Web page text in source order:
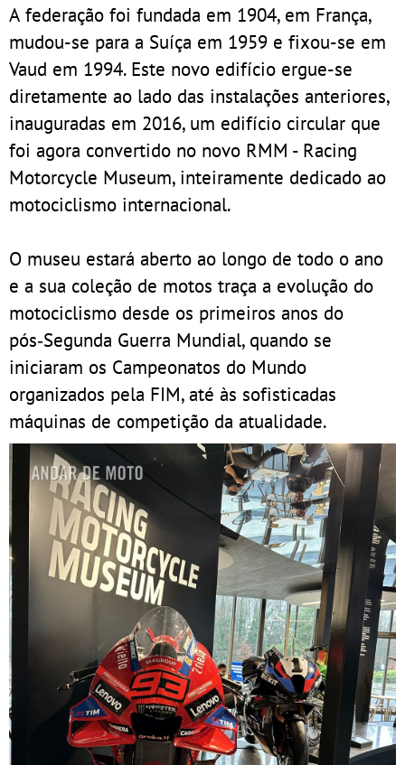
A federação foi fundada em 1904, em França,
mudou-se para a Suíça em 1959 e fixou-se em
Vaud em 1994. Este novo edifício ergue-se
diretamente ao lado das instalações anteriores,
inauguradas em 2016, um edifício circular que
foi agora convertido no novo RMM - Racing
Motorcycle Museum, inteiramente dedicado ao
motociclismo internacional.
O museu estará aberto ao longo de todo o ano
e a sua coleção de motos traça a evolução do
motociclismo desde os primeiros anos do
pós‑Segunda Guerra Mundial, quando se
iniciaram os Campeonatos do Mundo
organizados pela FIM, até às sofisticadas
máquinas de competição da atualidade.